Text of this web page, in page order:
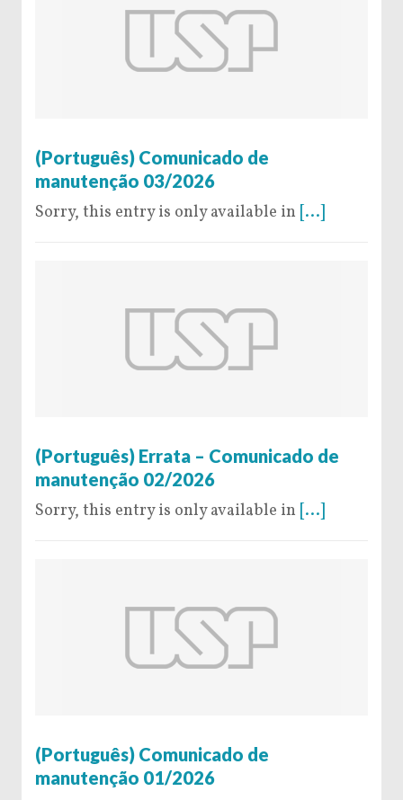
(Português) Comunicado de
manutenção 03/2026
Sorry, this entry is only available in [...]
(Português) Errata – Comunicado de
manutenção 02/2026
Sorry, this entry is only available in [...]
(Português) Comunicado de
manutenção 01/2026